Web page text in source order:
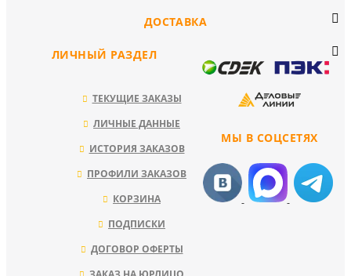
ДОСТАВКА
МЫ В СОЦСЕТЯХ
ЛИЧНЫЙ РАЗДЕЛ
ТЕКУЩИЕ ЗАКАЗЫ
ЛИЧНЫЕ ДАННЫЕ
ИСТОРИЯ ЗАКАЗОВ
ПРОФИЛИ ЗАКАЗОВ
КОРЗИНА
ПОДПИСКИ
ДОГОВОР ОФЕРТЫ